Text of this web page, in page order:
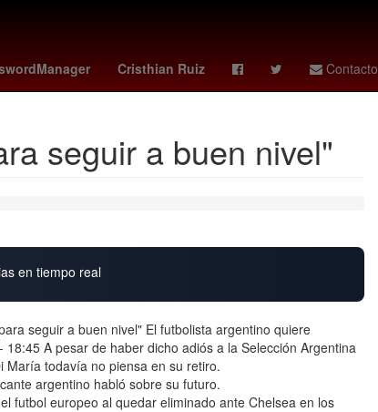
Cristhian Ruiz Contacto
Scotiabank
seguir a buen nivel"
en tiempo real
seguir a buen nivel" El futbolista argentino quiere
A pesar de haber dicho adiós a la Selección Argentina
María todavía no piensa en su retiro.
argentino habló sobre su futuro.
futbol europeo al quedar eliminado ante Chelsea en los